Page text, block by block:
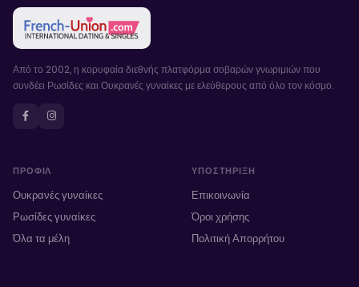
Από το 2002, η κορυφαία διεθνής πλατφόρμα σοβαρών γνωριμιών που
συνδέει Ρωσίδες και Ουκρανές γυναίκες με ελεύθερους από όλο τον κόσμο.
ΠΡΟΦΊΛ
Ουκρανές γυναίκες
Ρωσίδες γυναίκες
Όλα τα μέλη
ΥΠΟΣΤΉΡΙΞΗ
Επικοινωνία
Όροι χρήσης
Πολιτική Απορρήτου